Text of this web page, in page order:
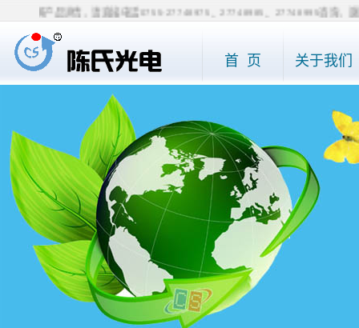
要了解产品详情，请直接电话0755-27748975、27748985、27748995咨询，谢
首 页 关于我们